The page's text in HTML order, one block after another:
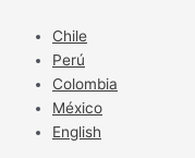
contenido
Chile
Perú
Colombia
México
English